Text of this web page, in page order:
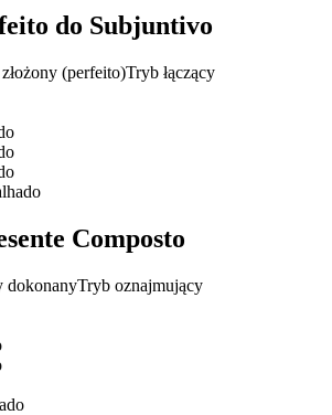
do Subjuntivo
(perfeito)Tryb łączący
Composto
dokonanyTryb oznajmujący